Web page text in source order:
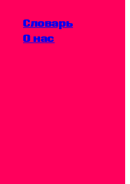
Словарь
O нас